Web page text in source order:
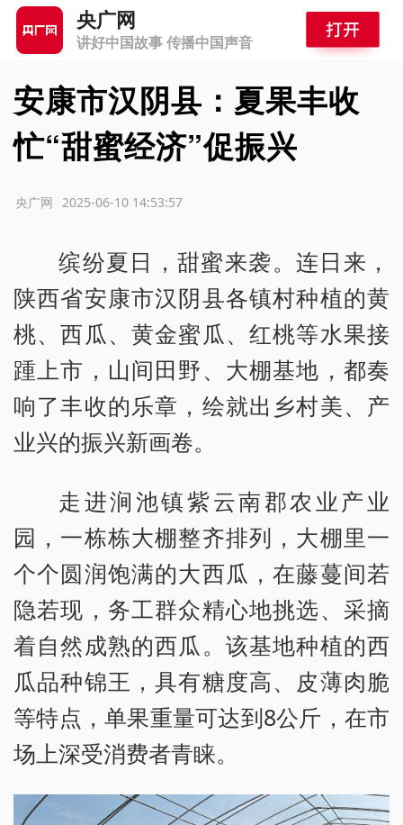
央广网
讲好中国故事 传播中国声音
安康市汉阴县：夏果丰收
忙“甜蜜经济”促振兴
2025-06-10 14:53:57
央广网
缤纷夏日，甜蜜来袭。连日来，
陕西省安康市汉阴县各镇村种植的黄
桃、西瓜、黄金蜜瓜、红桃等水果接
踵上市，山间田野、大棚基地，都奏
响了丰收的乐章，绘就出乡村美、产
业兴的振兴新画卷。
走进涧池镇紫云南郡农业产业
园，一栋栋大棚整齐排列，大棚里一
个个圆润饱满的大西瓜，在藤蔓间若
隐若现，务工群众精心地挑选、采摘
着自然成熟的西瓜。该基地种植的西
瓜品种锦王，具有糖度高、皮薄肉脆
等特点，单果重量可达到8公斤，在市
场上深受消费者青睐。